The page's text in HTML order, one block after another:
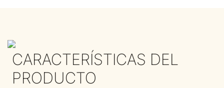
CARACTERÍSTICAS DEL
PRODUCTO